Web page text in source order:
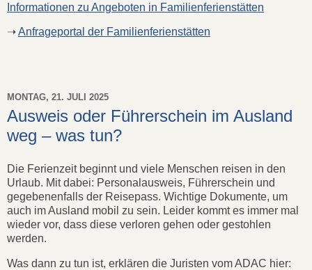
Informationen zu Angeboten in Familienferienstätten
➝Anfrageportal der Familienferienstätten
MONTAG, 21. JULI 2025
Ausweis oder Führerschein im Ausland
weg – was tun?
Die Ferienzeit beginnt und viele Menschen reisen in den
Urlaub. Mit dabei: Personalausweis, Führerschein und
gegebenenfalls der Reisepass. Wichtige Dokumente, um
auch im Ausland mobil zu sein. Leider kommt es immer mal
wieder vor, dass diese verloren gehen oder gestohlen
werden.
Was dann zu tun ist, erklären die Juristen vom ADAC hier: